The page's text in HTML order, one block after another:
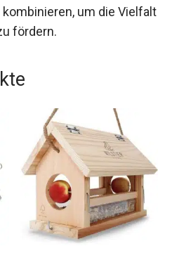
kombinieren, um die Vielfalt
fördern.